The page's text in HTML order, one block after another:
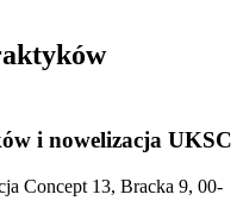
i nowelizacja UKSC
Concept 13, Bracka 9, 00-